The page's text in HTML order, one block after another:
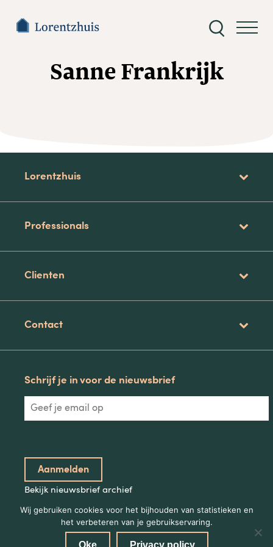
Zoeken
Sanne Frankrijk
Lorentzhuis
Professionals
Clienten
Contact
Schrijf je in voor de nieuwsbrief
Bekijk nieuwsbrief archief
Wij gebruiken cookies voor het bijhouden van statistieken en
het verbeteren van je gebruikservaring.
Oke Privacy policy